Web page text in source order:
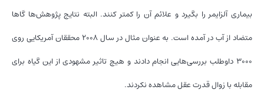
بیماری آلزایمر را بگیرد و علائم آن را کمتر کنند. البته نتایج پژوهش‌ها گاها
متضاد از آب در آمده است. به عنوان مثال در سال ۲۰۰۸ محققان آمریکایی روی
۳۰۰۰ داوطلب بررسی‌هایی انجام دادند و هیچ تاثیر مشهودی از این گیاه برای
مقابله با زوال قدرت عقل مشاهده نکردند.